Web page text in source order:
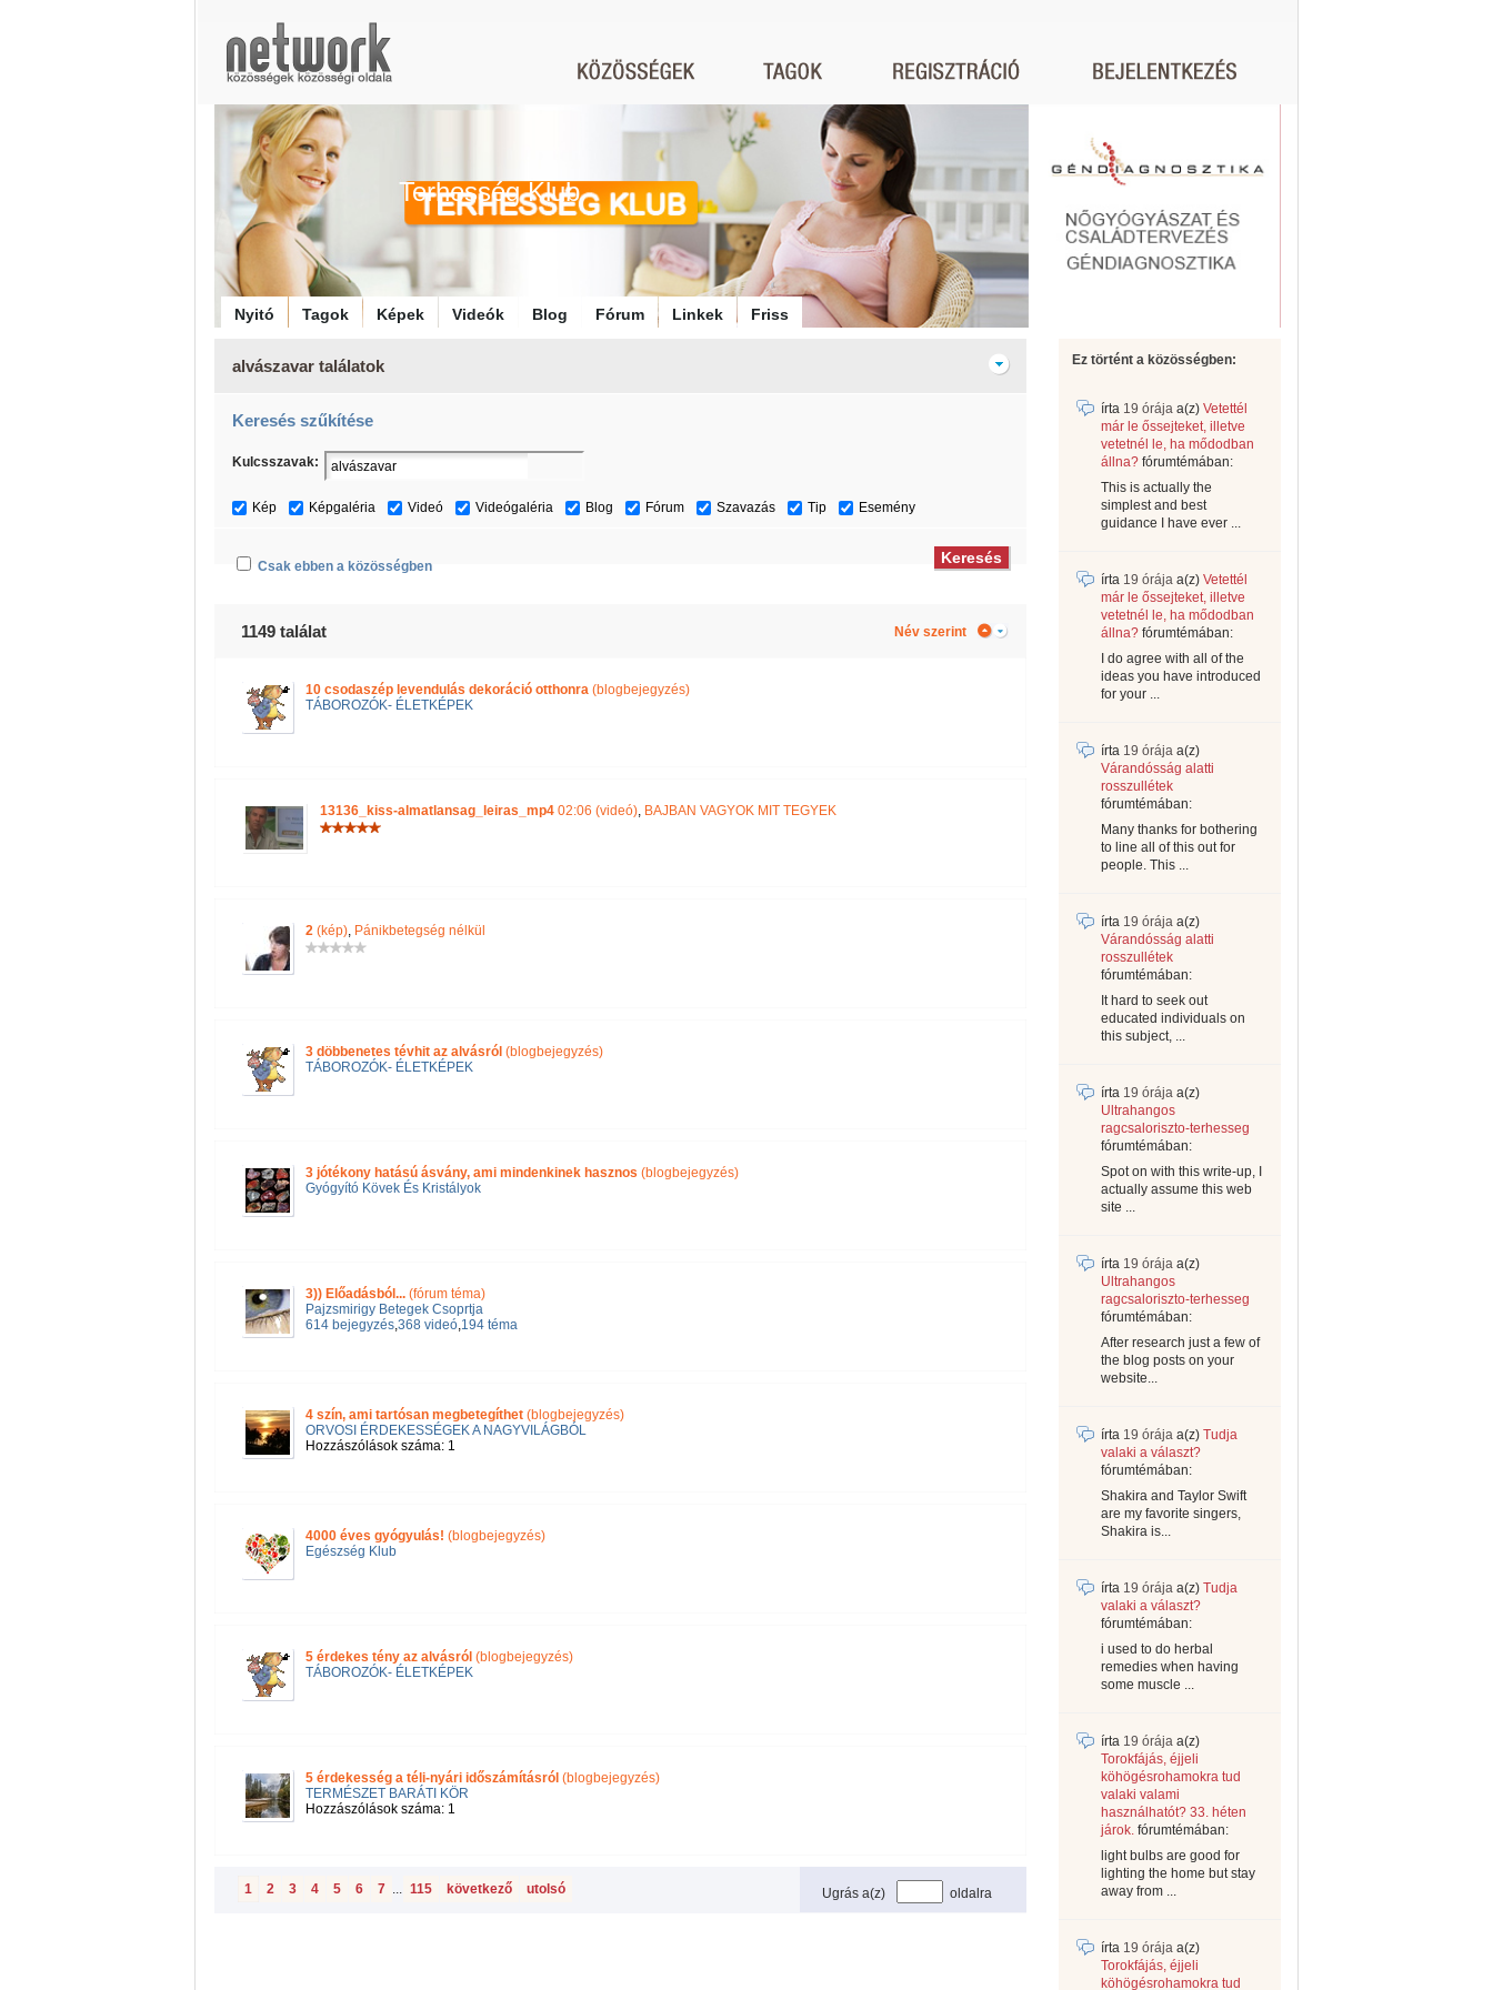
Terhesség Klub
Nyitó Tagok Képek Videók Blog Fórum Linkek Friss
alvászavar találatok
Keresés szűkítése
Kulcsszavak:
Kép Képgaléria Videó Videógaléria Blog Fórum Szavazás Tip Esemény
Csak ebben a közösségben
1149 találat Név szerint
10 csodaszép levendulás dekoráció otthonra (blogbejegyzés)
TÁBOROZÓK- ÉLETKÉPEK
13136_kiss-almatlansag_leiras_mp4 02:06 (videó), BAJBAN VAGYOK MIT TEGYEK
2 (kép), Pánikbetegség nélkül
3 döbbenetes tévhit az alvásról (blogbejegyzés)
TÁBOROZÓK- ÉLETKÉPEK
3 jótékony hatású ásvány, ami mindenkinek hasznos (blogbejegyzés)
Gyógyító Kövek És Kristályok
3)) Előadásból... (fórum téma)
Pajzsmirigy Betegek Csoprtja
614 bejegyzés,368 videó,194 téma
4 szín, ami tartósan megbetegíthet (blogbejegyzés)
ORVOSI ÉRDEKESSÉGEK A NAGYVILÁGBÓL
Hozzászólások száma: 1
4000 éves gyógyulás! (blogbejegyzés)
Egészség Klub
5 érdekes tény az alvásról (blogbejegyzés)
TÁBOROZÓK- ÉLETKÉPEK
5 érdekesség a téli-nyári időszámításról (blogbejegyzés)
TERMÉSZET BARÁTI KÖR
Hozzászólások száma: 1
Ugrás a(z) oldalra
1 2 3 4 5 6 7 ... 115 következő utolsó
Ez történt a közösségben:
írta 19 órája a(z) Vetettél
már le őssejteket, illetve
vetetnél le, ha mődodban
állna? fórumtémában:
This is actually the
simplest and best
guidance I have ever ...
írta 19 órája a(z) Vetettél
már le őssejteket, illetve
vetetnél le, ha mődodban
állna? fórumtémában:
I do agree with all of the
ideas you have introduced
for your ...
írta 19 órája a(z)
Várandósság alatti
rosszullétek
fórumtémában:
Many thanks for bothering
to line all of this out for
people. This ...
írta 19 órája a(z)
Várandósság alatti
rosszullétek
fórumtémában:
It hard to seek out
educated individuals on
this subject, ...
írta 19 órája a(z)
Ultrahangos
ragcsaloriszto-terhesseg
fórumtémában:
Spot on with this write-up, I
actually assume this web
site ...
írta 19 órája a(z)
Ultrahangos
ragcsaloriszto-terhesseg
fórumtémában:
After research just a few of
the blog posts on your
website...
írta 19 órája a(z) Tudja
valaki a választ?
fórumtémában:
Shakira and Taylor Swift
are my favorite singers,
Shakira is...
írta 19 órája a(z) Tudja
valaki a választ?
fórumtémában:
i used to do herbal
remedies when having
some muscle ...
írta 19 órája a(z)
Torokfájás, éjjeli
köhögésrohamokra tud
valaki valami
használhatót? 33. héten
járok. fórumtémában:
light bulbs are good for
lighting the home but stay
away from ...
írta 19 órája a(z)
Torokfájás, éjjeli
köhögésrohamokra tud